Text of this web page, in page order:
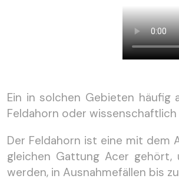
Ein in solchen Gebieten häufig
Feldahorn oder
Der Feldahorn ist eine mit dem
gleichen Gattung Acer
werden, in Ausnahmefällen bis